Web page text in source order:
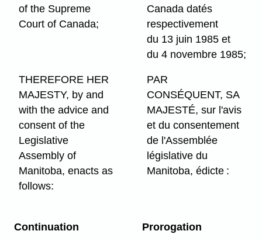
of the Supreme
Court of Canada;
Canada datés
respectivement
du 13 juin 1985 et
du 4 novembre 1985;
THEREFORE HER
MAJESTY, by and
with the advice and
consent of the
Legislative
Assembly of
Manitoba, enacts as
follows:
PAR
CONSÉQUENT, SA
MAJESTÉ, sur l'avis
et du consentement
de l'Assemblée
législative du
Manitoba, édicte :
Continuation
Prorogation